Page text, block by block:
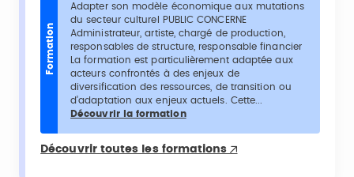
Formation
Adapter son modèle économique aux mutations
du secteur culturel PUBLIC CONCERNE
Administrateur, artiste, chargé de production,
responsables de structure, responsable financier
La formation est particulièrement adaptée aux
acteurs confrontés à des enjeux de
diversification des ressources, de transition ou
d’adaptation aux enjeux actuels. Cette...
Découvrir la formation
Découvrir toutes les formations